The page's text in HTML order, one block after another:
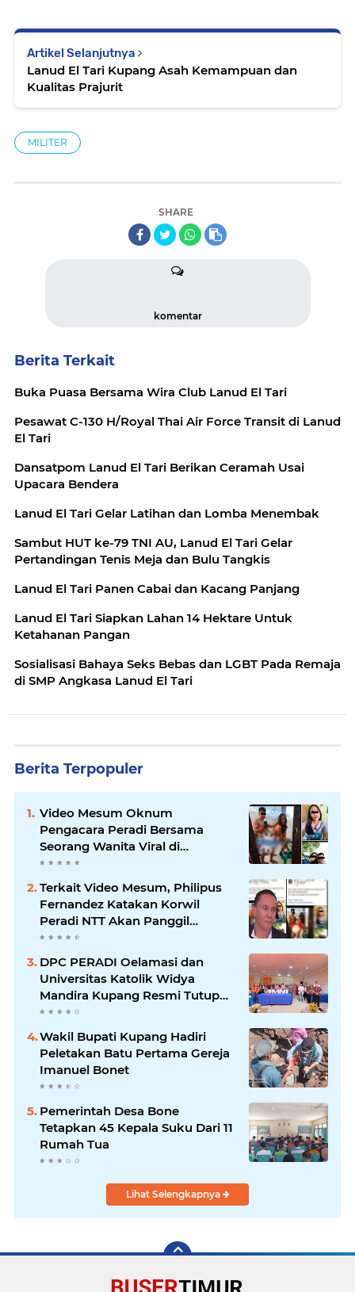
Artikel Selanjutnya
Lanud El Tari Kupang Asah Kemampuan dan
Kualitas Prajurit
MILITER
SHARE
komentar
Berita Terkait
Buka Puasa Bersama Wira Club Lanud El Tari
Pesawat C-130 H/Royal Thai Air Force Transit di Lanud
El Tari
Dansatpom Lanud El Tari Berikan Ceramah Usai
Upacara Bendera
Lanud El Tari Gelar Latihan dan Lomba Menembak
Sambut HUT ke-79 TNI AU, Lanud El Tari Gelar
Pertandingan Tenis Meja dan Bulu Tangkis
Lanud El Tari Panen Cabai dan Kacang Panjang
Lanud El Tari Siapkan Lahan 14 Hektare Untuk
Ketahanan Pangan
Sosialisasi Bahaya Seks Bebas dan LGBT Pada Remaja
di SMP Angkasa Lanud El Tari
Berita Terpopuler
Video Mesum Oknum
Pengacara Peradi Bersama
Seorang Wanita Viral di
Facebook
Terkait Video Mesum, Philipus
Fernandez Katakan Korwil
Peradi NTT Akan Panggil
Oknum Advokat
DPC PERADI Oelamasi dan
Universitas Katolik Widya
Mandira Kupang Resmi Tutup
PKPA Angkatan II
Wakil Bupati Kupang Hadiri
Peletakan Batu Pertama Gereja
Imanuel Bonet
Pemerintah Desa Bone
Tetapkan 45 Kepala Suku Dari 11
Rumah Tua
Lihat Selengkapnya